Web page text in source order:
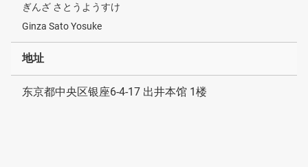
ぎんざ さとうようすけ
Ginza Sato Yosuke
地址
东京都中央区银座6-4-17 出井本馆 1楼